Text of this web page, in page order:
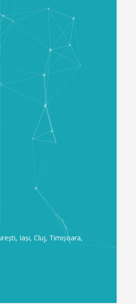
Iași, Cluj, Timișoara,